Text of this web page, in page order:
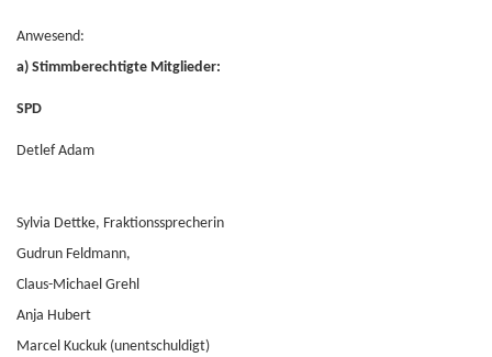
Anwesend:
a) Stimmberechtigte Mitglieder:
SPD
Detlef Adam
Sylvia Dettke, Fraktionssprecherin
Gudrun Feldmann,
Claus-Michael Grehl
Anja Hubert
Marcel Kuckuk (unentschuldigt)